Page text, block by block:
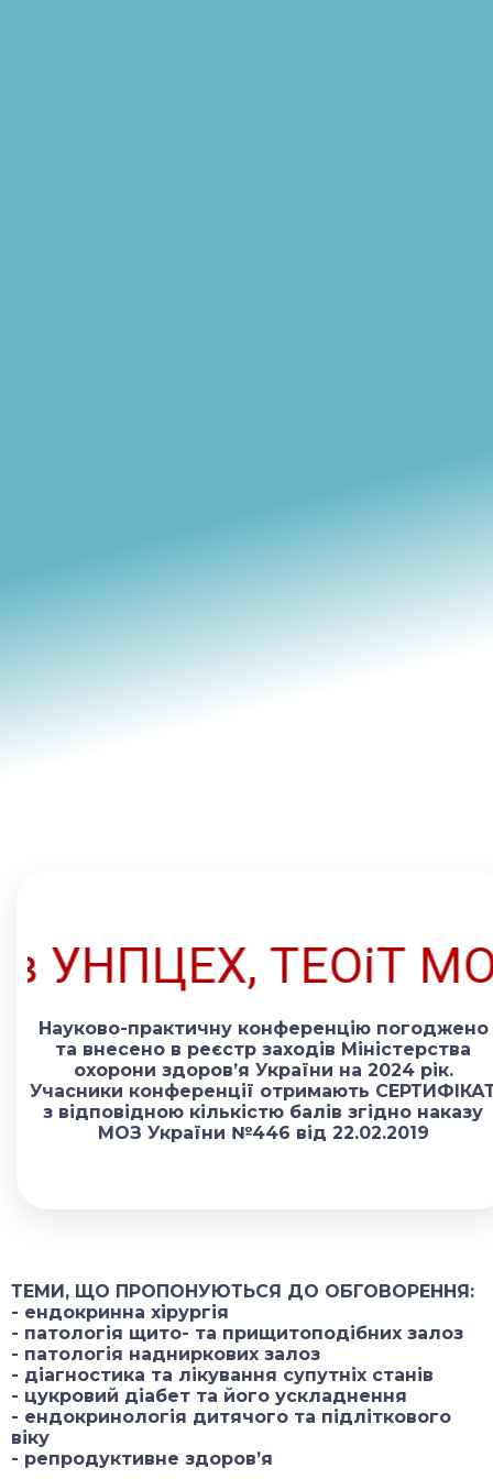
УНПЦЕХ, ТЕОіТ
Науково-практичну конференцію погоджено
та внесено в реєстр заходів Міністерства
охорони здоров’я України на 2024 рік.
Учасники конференції отримають
з відповідною кількістю балів згідно наказу
МОЗ України №446 від 22.02.2019
ТЕМИ, ЩО ПРОПОНУЮТЬСЯ ДО ОБГОВОРЕННЯ:
- ендокринна хірургія
- патологія щито- та прищитоподібних залоз
- патологія надниркових залоз
- діагностика та лікування супутніх станів
- цукровий діабет та його ускладнення
- ендокринологія дитячого та підліткового
віку
- репродуктивне здоров’я